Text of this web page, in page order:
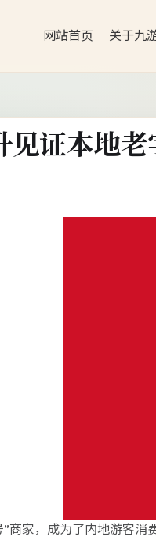
网站首页 关于九
见证本地
商家，成为了内地游客